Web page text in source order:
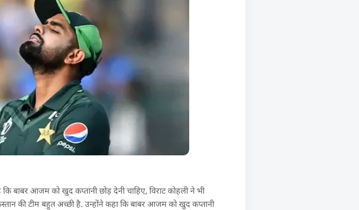
बाबर आजम को खुद कप्तानी छोड़ देनी चाहिए, विराट कोहली ने भी
की टीम बहुत अच्छी है. उन्होंने कहा कि बाबर आजम को खुद कप्तानी